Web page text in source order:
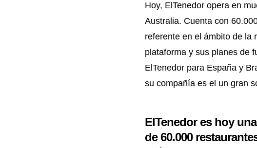
Hoy, ElTenedor opera en
Australia. Cuenta con
referente en el ámbito de la
plataforma y sus planes de
ElTenedor para España y
su compañía es el un gran
ElTenedor es hoy una
de 60.000